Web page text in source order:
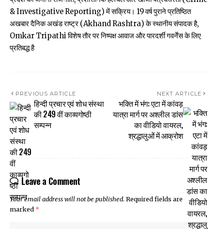
& Investigative Reporting) में सक्रिय। 19 वर्ष पुराने प्रतिष्ठित
अखबार दैनिक अखंड राष्ट्र (Akhand Rashtra) के स्थानीय संपादक है,
Omkar Tripathi विशेष तौर पर निष्पक्ष आवाज और पारदर्शी गवर्नेंस के लिए
प्रतिबद्ध है
PREVIOUS ARTICLE
हिन्दी प्रचार एवं शोध संस्था
की 249 वीं काव्यगोष्ठी
सम्पन्न
NEXT ARTICLE
भक्ति में भंग: एटा में कांवड़
यात्रा मार्ग पर अश्लील डांस
का वीडियो वायरल,
श्रद्धालुओं में आक्रोश
Leave a Comment
Your email address will not be published. Required fields are
marked *